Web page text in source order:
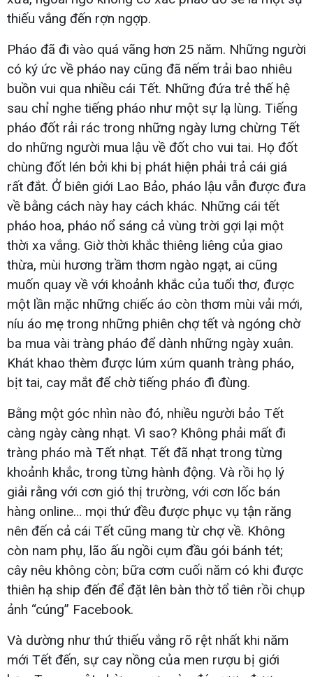
thiếu vắng đến rợn ngợp.
Pháo đã đi vào quá vãng hơn 25 năm. Những người
có ký ức về pháo nay cũng đã nếm trải bao nhiêu
buồn vui qua nhiều cái Tết. Những đứa trẻ thế hệ
sau chỉ nghe tiếng pháo như một sự lạ lùng. Tiếng
pháo đốt rải rác trong những ngày lưng chừng Tết
do những người mua lậu về đốt cho vui tai. Họ đốt
chùng đốt lén bởi khi bị phát hiện phải trả cái giá
rất đắt. Ở biên giới Lao Bảo, pháo lậu vẫn được đưa
về bằng cách này hay cách khác. Những cái tết
pháo hoa, pháo nổ sáng cả vùng trời gợi lại một
thời xa vắng. Giờ thời khắc thiêng liêng của giao
thừa, mùi hương trầm thơm ngào ngạt, ai cũng
muốn quay về với khoảnh khắc của tuổi thơ, được
một lần mặc những chiếc áo còn thơm mùi vải mới,
níu áo mẹ trong những phiên chợ tết và ngóng chờ
ba mua vài tràng pháo để dành những ngày xuân.
Khát khao thèm được lúm xúm quanh tràng pháo,
bịt tai, cay mắt để chờ tiếng pháo đì đùng.
Bằng một góc nhìn nào đó, nhiều người bảo Tết
càng ngày càng nhạt. Vì sao? Không phải mất đi
tràng pháo mà Tết nhạt. Tết đã nhạt trong từng
khoảnh khắc, trong từng hành động. Và rồi họ lý
giải rằng với cơn gió thị trường, với cơn lốc bán
hàng online… mọi thứ đều được phục vụ tận răng
nên đến cả cái Tết cũng mang từ chợ về. Không
còn nam phụ, lão ấu ngồi cụm đầu gói bánh tét;
cây nêu không còn; bữa cơm cuối năm có khi được
thiên hạ ship đến để đặt lên bàn thờ tổ tiên rồi chụp
ảnh “cúng” Facebook.
Và dường như thứ thiếu vắng rõ rệt nhất khi năm
mới Tết đến, sự cay nồng của men rượu bị giới